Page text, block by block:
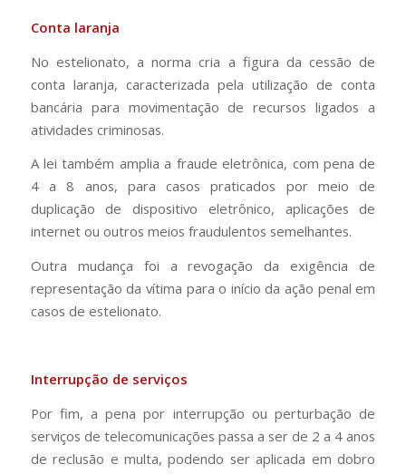
Conta laranja
No estelionato, a norma cria a figura da cessão de
conta laranja, caracterizada pela utilização de conta
bancária para movimentação de recursos ligados a
atividades criminosas.
A lei também amplia a fraude eletrônica, com pena de
4 a 8 anos, para casos praticados por meio de
duplicação de dispositivo eletrônico, aplicações de
internet ou outros meios fraudulentos semelhantes.
Outra mudança foi a revogação da exigência de
representação da vítima para o início da ação penal em
casos de estelionato.
Interrupção de serviços
Por fim, a pena por interrupção ou perturbação de
serviços de telecomunicações passa a ser de 2 a 4 anos
de reclusão e multa, podendo ser aplicada em dobro